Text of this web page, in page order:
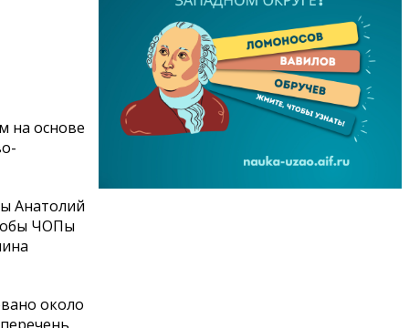
на основе
Анатолий
ЧОПы
около